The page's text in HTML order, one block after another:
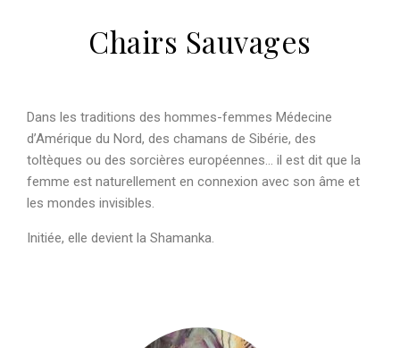
Chairs Sauvages
Dans les traditions des hommes-femmes Médecine
d’Amérique du Nord, des chamans de Sibérie, des
toltèques ou des sorcières européennes… il est dit que la
femme est naturellement en connexion avec son âme et
les mondes invisibles.
Initiée, elle devient la Shamanka.